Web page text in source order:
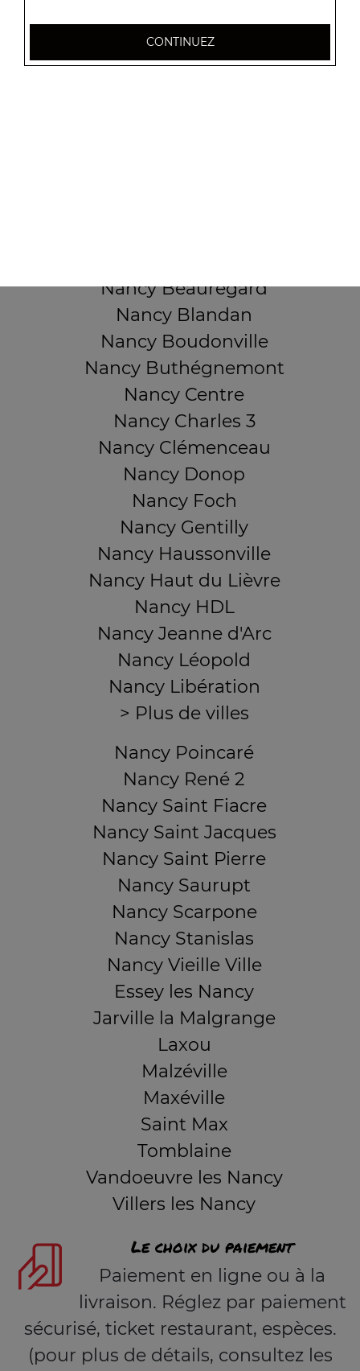
Nancy Beauregard
Nancy Blandan
Nancy Boudonville
Nancy Buthégnemont
Nancy Centre
Nancy Charles 3
Nancy Clémenceau
Nancy Donop
Nancy Foch
Nancy Gentilly
Nancy Haussonville
Nancy Haut du Lièvre
Nancy HDL
Nancy Jeanne d'Arc
Nancy Léopold
Nancy Libération
> Plus de villes
Nancy Poincaré
Nancy René 2
Nancy Saint Fiacre
Nancy Saint Jacques
Nancy Saint Pierre
Nancy Saurupt
Nancy Scarpone
Nancy Stanislas
Nancy Vieille Ville
Essey les Nancy
Jarville la Malgrange
Laxou
Malzéville
Maxéville
Saint Max
Tomblaine
Vandoeuvre les Nancy
Villers les Nancy
Le choix du paiement
Paiement en ligne ou à la
livraison. Réglez par paiement
sécurisé, ticket restaurant, espèces.
(pour plus de détails, consultez les
CONTINUEZ